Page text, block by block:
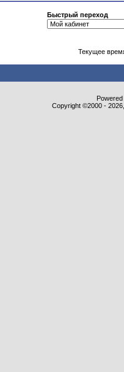
Быстрый переход
Текущее
Copyright ©2000 -